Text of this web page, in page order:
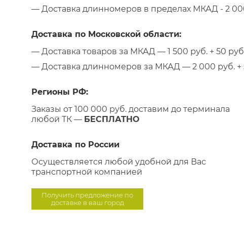
— Доставка длинномеров в пределах МКАД - 2
Доставка по Московской области:
— Доставка товаров за МКАД — 1 500 руб. + 50
— Доставка длинномеров за МКАД — 2 000 руб. +
Регионы РФ:
Заказы от 100 000 руб. доставим до терминала
любой ТК — БЕСПЛАТНО
Доставка по России
Осуществляется любой удобной для Вас
транспортной компанией
Получить предложение по
доставке в ваш город